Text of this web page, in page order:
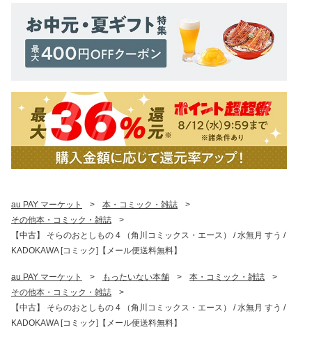
au PAY マーケット > 本・コミック・雑誌
>
その他本・コミック・雑誌
>
【中古】 そらのおとしもの 4 （角川コミックス・エース） / 水無月 すう /
KADOKAWA [コミック]【メール便送料無料】
au PAY マーケット > もったいない本舗 > 本・コミック・雑誌
>
その他本・コミック・雑誌
>
【中古】 そらのおとしもの 4 （角川コミックス・エース） / 水無月 すう /
KADOKAWA [コミック]【メール便送料無料】